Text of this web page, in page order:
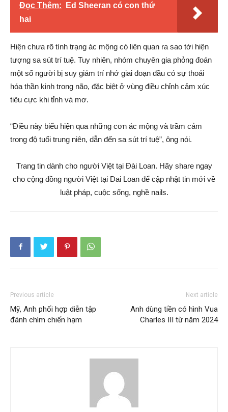
Đọc Thêm:
Ed Sheeran có con thứ
hai
Hiện chưa rõ tình trạng ác mộng có liên quan ra sao tới hiện
tượng sa sút trí tuệ. Tuy nhiên, nhóm chuyên gia phỏng đoán
một số người bị suy giảm trí nhớ giai đoạn đầu có sự thoái
hóa thần kinh trong não, đặc biệt ở vùng điều chỉnh cảm xúc
tiêu cực khi tỉnh và mơ.
“Điều này biểu hiện qua những cơn ác mộng và trầm cảm
trong độ tuổi trung niên, dẫn đến sa sút trí tuệ”, ông nói.
Trang tin dành cho người Việt tại Đài Loan. Hãy share ngay
cho cộng đồng người Việt tại Dai Loan để cập nhật tin mới về
luật pháp, cuộc sống, nghề nails.
Previous article
Mỹ, Anh phối hợp diễn tập
đánh chìm chiến hạm
Next article
Anh dùng tiền có hình Vua
Charles III từ năm 2024